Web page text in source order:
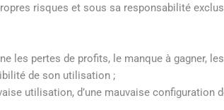
risques et sous sa responsabilité
les pertes de profits, le manque à gagner,
de son utilisation ;
utilisation, d’une mauvaise configuration